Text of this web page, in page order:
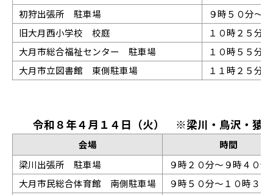
初狩出張所 駐車場
９時５０分～
旧大月西小学校 校庭
１０時２５分
大月市総合福祉センター 駐車場
１０時５５分
大月市立図書館 東側駐車場
１１時２５分
令和８年４月１４日（火） ※梁川・鳥沢・猿
会場
時間
梁川出張所 駐車場
９時２０分～９時４０分
大月市民総合体育館 南側駐車場
９時５０分～１０時３０